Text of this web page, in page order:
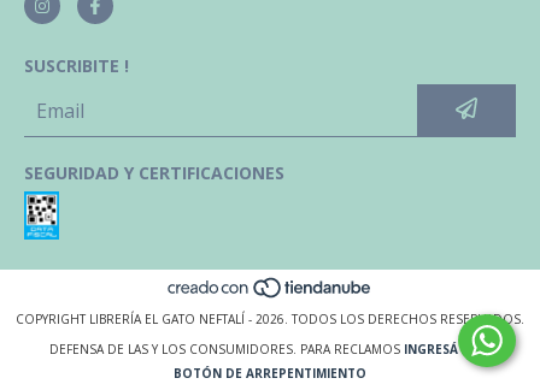
SUSCRIBITE !
SEGURIDAD Y CERTIFICACIONES
COPYRIGHT LIBRERÍA EL GATO NEFTALÍ - 2026. TODOS LOS DERECHOS RESERVADOS.
DEFENSA DE LAS Y LOS CONSUMIDORES. PARA RECLAMOS INGRESÁ ACÁ.
BOTÓN DE ARREPENTIMIENTO